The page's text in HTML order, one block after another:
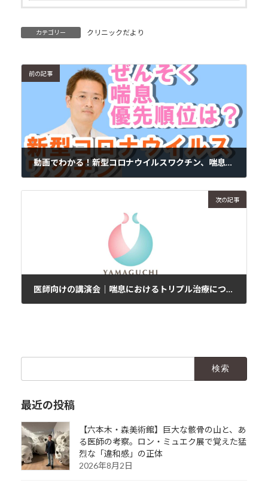
カテゴリー クリニックだより
前の記事
動画でわかる！新型コロナウイルスワクチン、喘息（ぜんそく）の優先順位は？
次の記事
医師向けの講演会｜喘息におけるトリプル治療について
最近の投稿
【六本木・森美術館】巨大な骸骨の山と、あ
る医師の考察。ロン・ミュエク展で覚えた猛
烈な「違和感」の正体
2026年8月2日